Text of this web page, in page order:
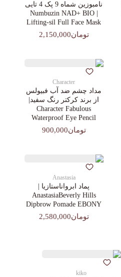
نامبوزین شماه 9 پک 4 تایی
| Numbuzin NAD+ BIO
Lifting-sil Full Face Mask
تومان2,150,000
Character
مداد چشم ضد آب فبیولس
از برند کرکتر رنگ سفید|
Character Fabulous
Waterproof Eye Pencil
تومان900,000
Anastasia
پماد ابرواناستازیا |
AnastasiaBeverly Hills
Dipbrow Pomade EBONY
تومان2,580,000
kiko